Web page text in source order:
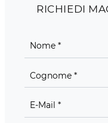
RICHIEDI